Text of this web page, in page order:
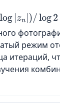
|)/log2
режим
итераций,